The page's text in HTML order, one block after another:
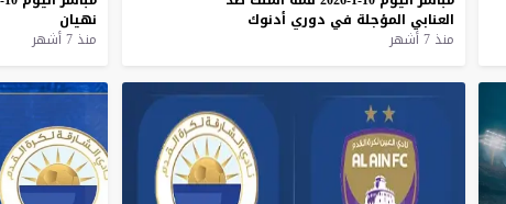
العنابي المؤجلة في دوري أدنوك
منذ 7 أشهر
نهيان
منذ 7 أشهر